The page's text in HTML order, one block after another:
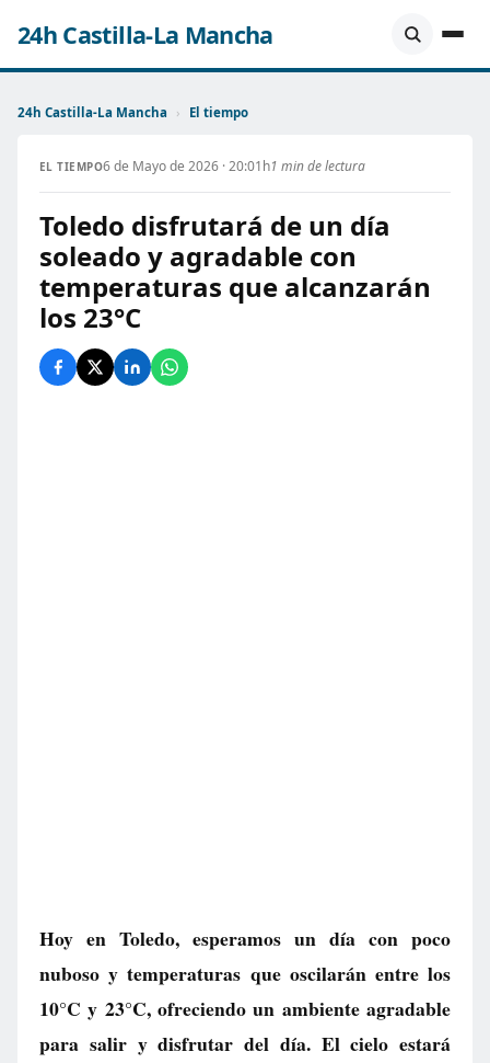
24h Castilla-La Mancha
24h Castilla-La Mancha › El tiempo
EL TIEMPO6 de Mayo de 2026 · 20:01h1 min de lectura
Toledo disfrutará de un día
soleado y agradable con
temperaturas que alcanzarán
los 23°C
Hoy en Toledo, esperamos un día con poco
nuboso y temperaturas que oscilarán entre los
10°C y 23°C, ofreciendo un ambiente agradable
para salir y disfrutar del día. El cielo estará